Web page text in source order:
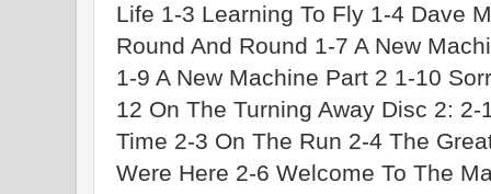
Life 1-3 Learning To Fly 1-4 Dave
Round And Round 1-7 A New
1-9 A New Machine Part 2 1-10
12 On The Turning Away Disc 2:
Time 2-3 On The Run 2-4 The
Were Here 2-6 Welcome To The